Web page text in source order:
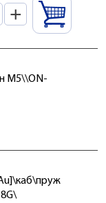
+
М5\\ON-